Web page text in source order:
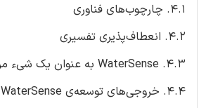
4.1. چارچوب‌های فناوری
4.2. انعطاف‌پذیری تفسیری
4.3. WaterSense به عنوان یک شیء مرزی
4.4. خروجی‌های توسعه‌ی WaterSense